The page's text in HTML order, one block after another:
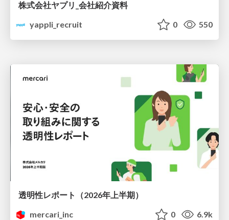
株式会社ヤプリ_会社紹介資料
yappli_recruit
0 550
透明性レポート（2026年上半期）
mercari_inc
0 6.9k